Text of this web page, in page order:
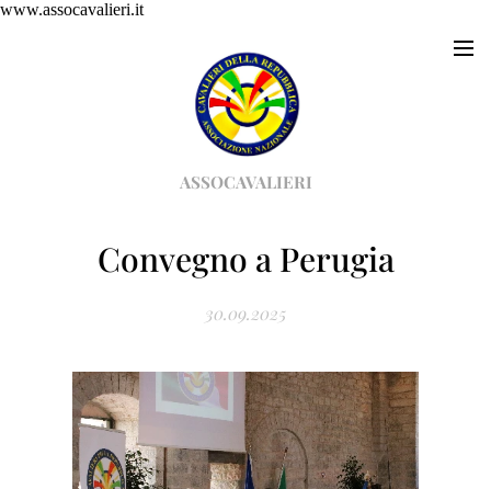
www.assocavalieri.it
ASSOCAVALIERI
Convegno a Perugia
30.09.2025